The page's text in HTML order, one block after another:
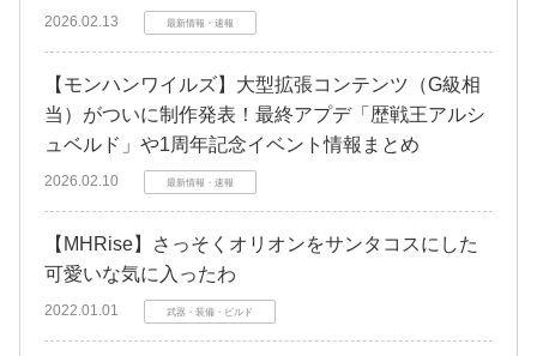
2026.02.13 最新情報・速報
【モンハンワイルズ】大型拡張コンテンツ（G級相
当）がついに制作発表！最終アプデ「歴戦王アルシ
ュベルド」や1周年記念イベント情報まとめ
2026.02.10 最新情報・速報
【MHRise】さっそくオリオンをサンタコスにした
可愛いな気に入ったわ
2022.01.01 武器・装備・ビルド